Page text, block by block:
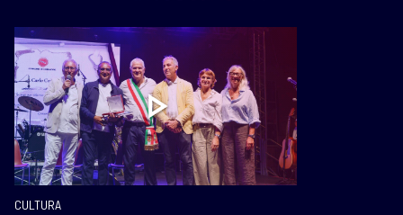
CULTURA